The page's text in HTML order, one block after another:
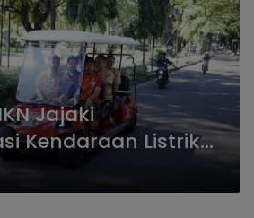
Jajaki
Kendaraan Listrik